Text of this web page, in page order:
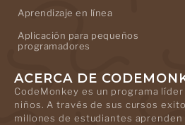
Aprendizaje en línea
Aplicación para pequeños
programadores
ACERCA DE
CodeMonkey es un programa
niños. A través de sus cursos
millones de estudiantes aprenden